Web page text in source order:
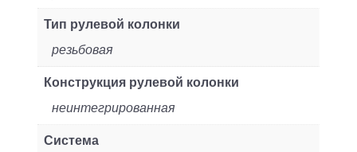
Тип рулевой колонки
резьбовая
Конструкция рулевой колонки
неинтегрированная
Система